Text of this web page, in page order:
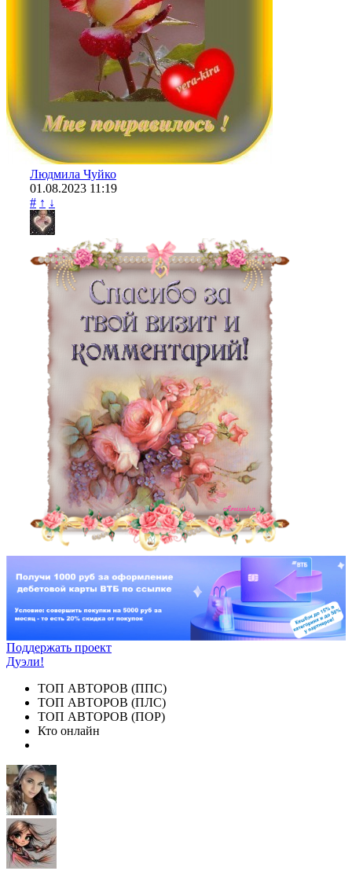
Людмила Чуйко
01.08.2023 11:19
# ↑ ↓
Поддержать проект
Дуэли!
ТОП АВТОРОВ (ППС)
ТОП АВТОРОВ (ПЛС)
ТОП АВТОРОВ (ПОР)
Кто онлайн